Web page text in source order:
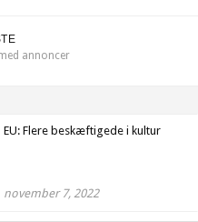
annoncer
EU: Flere beskæftigede i kultur
november 7, 2022